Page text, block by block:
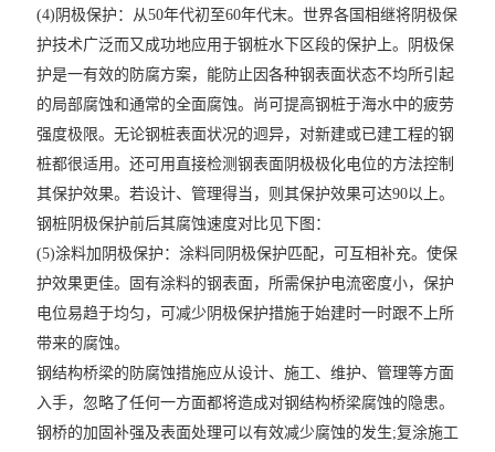
(4)阴极保护：从50年代初至60年代末。世界各国相继将阴极保
护技术广泛而又成功地应用于钢桩水下区段的保护上。阴极保
护是一有效的防腐方案，能防止因各种钢表面状态不均所引起
的局部腐蚀和通常的全面腐蚀。尚可提高钢桩于海水中的疲劳
强度极限。无论钢桩表面状况的迥异，对新建或已建工程的钢
桩都很适用。还可用直接检测钢表面阴极极化电位的方法控制
其保护效果。若设计、管理得当，则其保护效果可达90以上。
钢桩阴极保护前后其腐蚀速度对比见下图：
(5)涂料加阴极保护：涂料同阴极保护匹配，可互相补充。使保
护效果更佳。固有涂料的钢表面，所需保护电流密度小，保护
电位易趋于均匀，可减少阴极保护措施于始建时一时跟不上所
带来的腐蚀。
钢结构桥梁的防腐蚀措施应从设计、施工、维护、管理等方面
入手，忽略了任何一方面都将造成对钢结构桥梁腐蚀的隐患。
钢桥的加固补强及表面处理可以有效减少腐蚀的发生;复涂施工